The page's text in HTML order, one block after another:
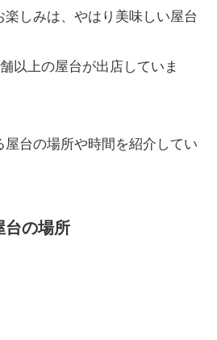
しみは、やはり美味しい屋台
以上の屋台が出店していま
台の場所や時間を紹介してい
台の場所